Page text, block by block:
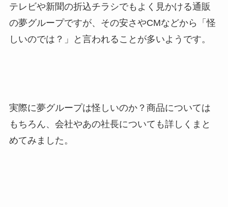
テレビや新聞の折込チラシでもよく見かける通販
の夢グループですが、その安さやCMなどから「怪
しいのでは？」と言われることが多いようです。
実際に夢グループは怪しいのか？商品については
もちろん、会社やあの社長についても詳しくまと
めてみました。